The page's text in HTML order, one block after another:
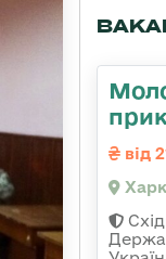
від